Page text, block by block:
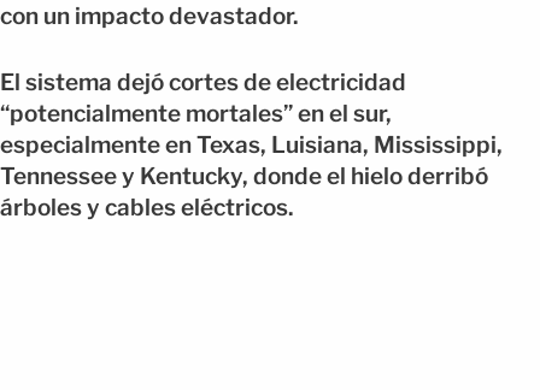
con un impacto devastador.
El sistema dejó cortes de electricidad
“potencialmente mortales” en el sur,
especialmente en Texas, Luisiana, Mississippi,
Tennessee y Kentucky, donde el hielo derribó
árboles y cables eléctricos.